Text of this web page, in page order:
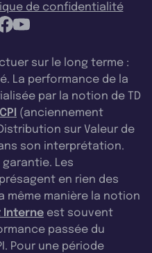
de confidentialité
sur le long terme :
La performance de la
par la notion de TD
(anciennement
sur Valeur de
son interprétation.
Les
en rien des
même manière la notion
Interne est souvent
passée du
Pour une période